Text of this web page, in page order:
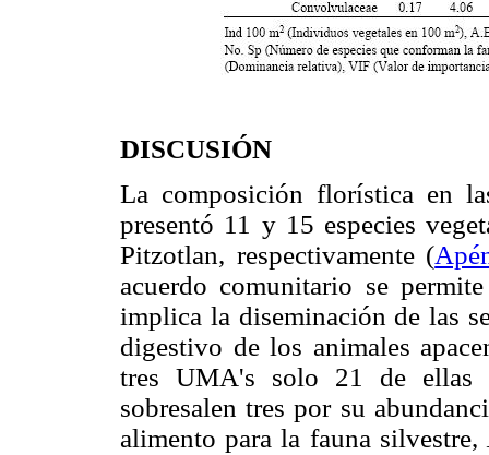
DISCUSIÓN
La composición florística en
presentó 11 y 15 especies
Pitzotlan, respectivamente (
acuerdo comunitario se
implica la diseminación de las
digestivo de los animales
tres UMA's solo 21 de ellas
sobresalen tres por su
alimento para la fauna silvestre,